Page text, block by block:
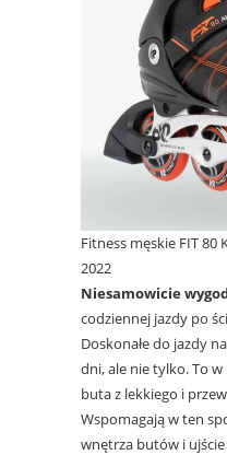
Fitness męskie FIT 80
2022
Niesamowicie
codziennej jazdy po
Doskonałe do jazdy
dni, ale nie tylko. To
buta z lekkiego i
Wspomagają w ten
wnętrza butów i